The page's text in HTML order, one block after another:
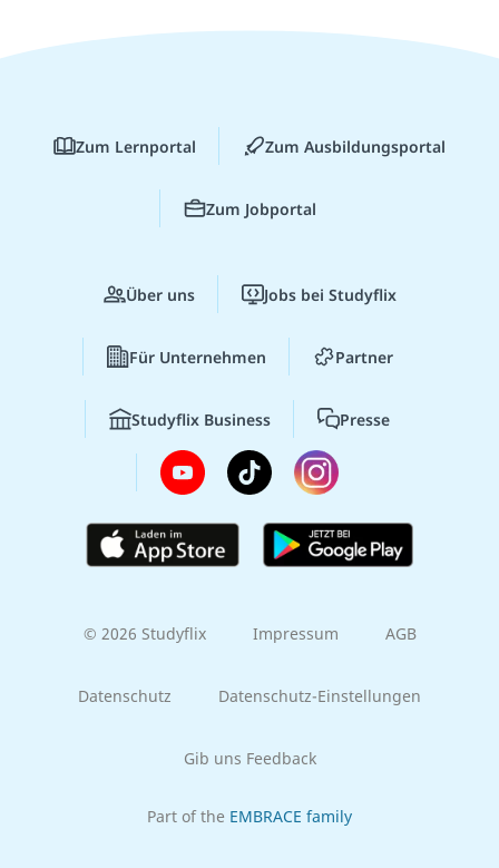
Zum Lernportal Zum Ausbildungsportal
Zum Jobportal
Über uns Jobs bei Studyflix
Für Unternehmen Partner
Studyflix Business Presse
© 2026 Studyflix Impressum AGB
Datenschutz Datenschutz-Einstellungen
Gib uns Feedback
Part of the EMBRACE family